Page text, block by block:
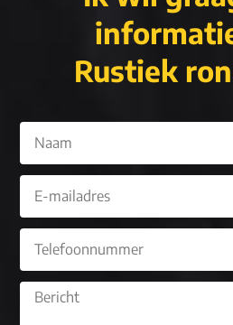
Rustiek